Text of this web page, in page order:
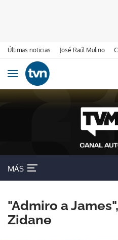
Últimas noticias José Raúl Mulino
Ir al contenido
Obrir navegació
MÁS
"Admiro a
Zidane